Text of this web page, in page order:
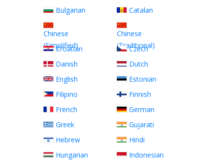
Bulgarian
Catalan
Chinese
(Simplified)
Chinese
(Traditional)
Croatian
Czech
Danish
Dutch
English
Estonian
Filipino
Finnish
French
German
Greek
Gujarati
Hebrew
Hindi
Hungarian
Indonesian